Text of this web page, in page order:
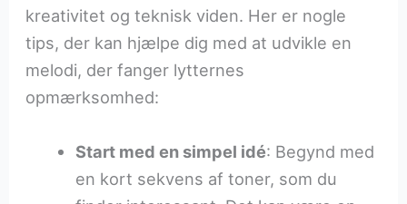
kreativitet og teknisk viden. Her er nogle
tips, der kan hjælpe dig med at udvikle en
melodi, der fanger lytternes
opmærksomhed:
Start med en simpel idé: Begynd med
en kort sekvens af toner, som du